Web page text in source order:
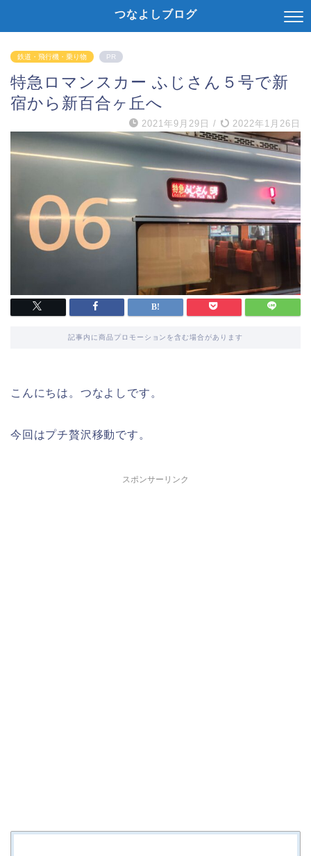
つなよしブログ
鉄道・飛行機・乗り物 PR
特急ロマンスカー ふじさん５号で新
宿から新百合ヶ丘へ
2021年9月29日 / 2022年1月26日
記事内に商品プロモーションを含む場合があります
こんにちは。つなよしです。
今回はプチ贅沢移動です。
スポンサーリンク